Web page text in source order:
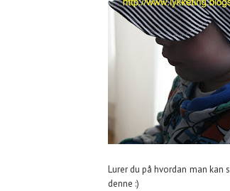
Lurer du på hvordan man kan
denne :)